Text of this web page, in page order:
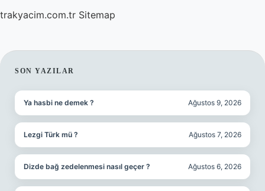
Hakkımızda
trakyacim.com.tr Sitemap
SIDEBAR
SON YAZILAR
Ya hasbi ne demek ? Ağustos 9, 2026
Lezgi Türk mü ? Ağustos 7, 2026
Dizde bağ zedelenmesi nasıl geçer ? Ağustos 6, 2026